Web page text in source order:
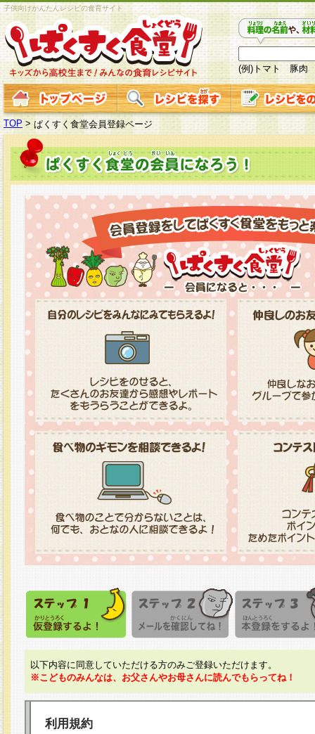
子供向けかんたんレシピの食育サイト
(例)トマト 豚肉
TOP > ぱくすく食堂会員登録ページ
以下内容に同意していただける方のみご登録いただけます。
※こどものみんなは、お父さんやお母さんに読んでもらってね！
利用規約